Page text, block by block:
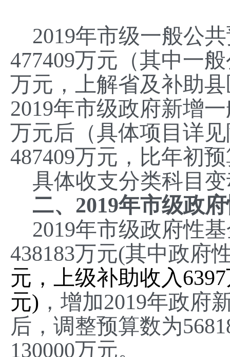
2019年市级一般公
477409万元（其中一
万元，上解省及补助
2019年市级政府新增
万元后（具体项目详
487409万元，比年初
具体收支分类科目
二、 2019年市级政
2019年市级政府性
438183万元(其中政府
元，上级补助收入
元) ，增加2019年政府
后，调整预算数为
130000万元。